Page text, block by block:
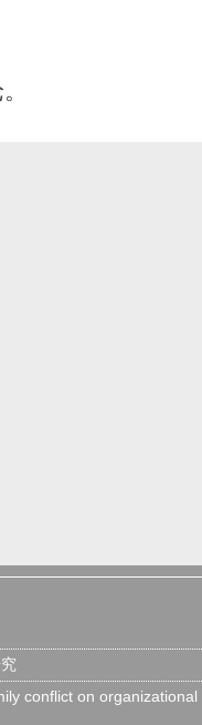
conflict on organizational